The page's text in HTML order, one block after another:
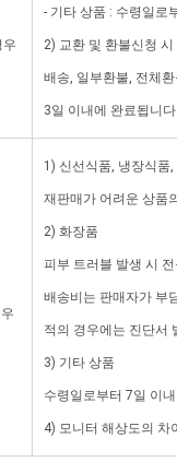
우
- 기타 상품 : 수령일로
2) 교환 및 환불신청
배송, 일부환불, 전체
3일 이내에 완료됩니
1) 신선식품, 냉장식품
재판매가 어려운 상품
2) 화장품
피부 트러블 발생 시
배송비는 판매자가 부
적의 경우에는 진단서
3) 기타 상품
수령일로부터 7일 이
4) 모니터 해상도의 차